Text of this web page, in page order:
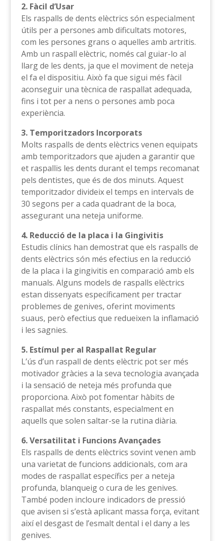
2. Fàcil d’Usar
Els raspalls de dents elèctrics són especialment
útils per a persones amb dificultats motores,
com les persones grans o aquelles amb artritis.
Amb un raspall elèctric, només cal guiar-lo al
llarg de les dents, ja que el moviment de neteja
el fa el dispositiu. Això fa que sigui més fàcil
aconseguir una tècnica de raspallat adequada,
fins i tot per a nens o persones amb poca
experiència.
3. Temporitzadors Incorporats
Molts raspalls de dents elèctrics venen equipats
amb temporitzadors que ajuden a garantir que
et raspallis les dents durant el temps recomanat
pels dentistes, que és de dos minuts. Aquest
temporitzador divideix el temps en intervals de
30 segons per a cada quadrant de la boca,
assegurant una neteja uniforme.
4. Reducció de la placa i la Gingivitis
Estudis clínics han demostrat que els raspalls de
dents elèctrics són més efectius en la reducció
de la placa i la gingivitis en comparació amb els
manuals. Alguns models de raspalls elèctrics
estan dissenyats específicament per tractar
problemes de genives, oferint moviments
suaus, però efectius que redueixen la inflamació
i les sagnies.
5. Estímul per al Raspallat Regular
L’ús d’un raspall de dents elèctric pot ser més
motivador gràcies a la seva tecnologia avançada
i la sensació de neteja més profunda que
proporciona. Això pot fomentar hàbits de
raspallat més constants, especialment en
aquells que solen saltar-se la rutina diària.
6. Versatilitat i Funcions Avançades
Els raspalls de dents elèctrics sovint venen amb
una varietat de funcions addicionals, com ara
modes de raspallat específics per a neteja
profunda, blanqueig o cura de les genives.
També poden incloure indicadors de pressió
que avisen si s’està aplicant massa força, evitant
així el desgast de l’esmalt dental i el dany a les
genives.